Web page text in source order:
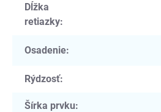
Dĺžka
retiazky:
Osadenie:
Rýdzosť:
Šírka prvku: